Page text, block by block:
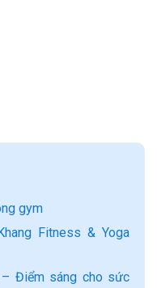
gym
Fitness & Yoga
– Điểm sáng cho sức